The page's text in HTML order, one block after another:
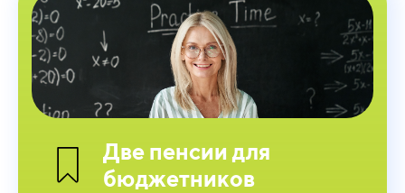
Две пенсии для
бюджетников